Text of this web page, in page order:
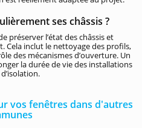
ses châssis ?
préserver l’état des châssis et
Cela inclut le nettoyage des profils,
des mécanismes d’ouverture. Un
la durée de vie des installations
vos fenêtres dans d'autres